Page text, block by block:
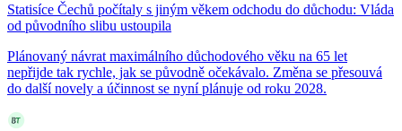
Statisíce Čechů počítaly s jiným věkem odchodu do důchodu: Vláda
od původního slibu ustoupila
Plánovaný návrat maximálního důchodového věku na 65 let
nepřijde tak rychle, jak se původně očekávalo. Změna se přesouvá
do další novely a účinnost se nyní plánuje od roku 2028.